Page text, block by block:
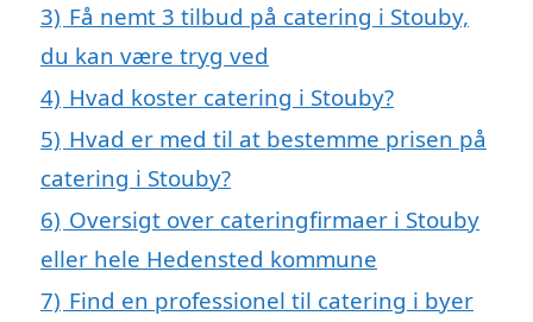
3) Få nemt 3 tilbud på catering i Stouby,
du kan være tryg ved
4) Hvad koster catering i Stouby?
5) Hvad er med til at bestemme prisen på
catering i Stouby?
6) Oversigt over cateringfirmaer i Stouby
eller hele Hedensted kommune
7) Find en professionel til catering i byer